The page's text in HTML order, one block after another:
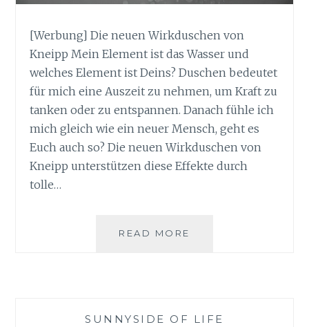
[Werbung] Die neuen Wirkduschen von
Kneipp Mein Element ist das Wasser und
welches Element ist Deins? Duschen bedeutet
für mich eine Auszeit zu nehmen, um Kraft zu
tanken oder zu entspannen. Danach fühle ich
mich gleich wie ein neuer Mensch, geht es
Euch auch so? Die neuen Wirkduschen von
Kneipp unterstützen diese Effekte durch
tolle…
READ MORE
SUNNYSIDE OF LIFE